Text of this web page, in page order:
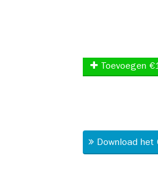
Toevoegen
Download